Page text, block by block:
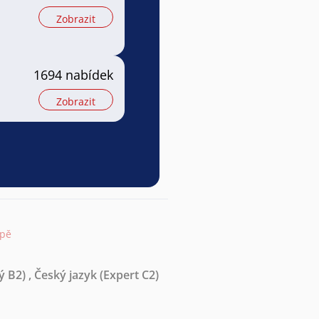
Zobrazit
1694 nabídek
Zobrazit
B2) , Český jazyk(Expert C2)